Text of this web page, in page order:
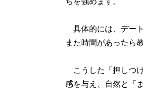
具体的には、デー
また時間があったら
こうした「押しつ
感を与え、自然と「